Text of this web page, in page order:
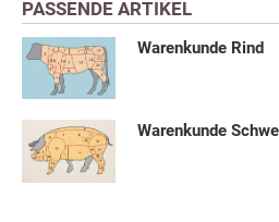
PASSENDE ARTIKEL
Warenkunde Rind
Warenkunde